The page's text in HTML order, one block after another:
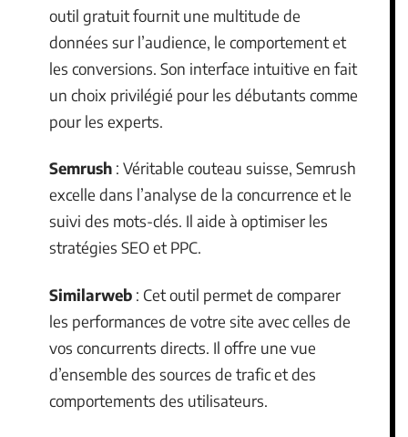
outil gratuit fournit une multitude de
données sur l’audience, le comportement et
les conversions. Son interface intuitive en fait
un choix privilégié pour les débutants comme
pour les experts.
Semrush : Véritable couteau suisse, Semrush
excelle dans l’analyse de la concurrence et le
suivi des mots-clés. Il aide à optimiser les
stratégies SEO et PPC.
Similarweb : Cet outil permet de comparer
les performances de votre site avec celles de
vos concurrents directs. Il offre une vue
d’ensemble des sources de trafic et des
comportements des utilisateurs.